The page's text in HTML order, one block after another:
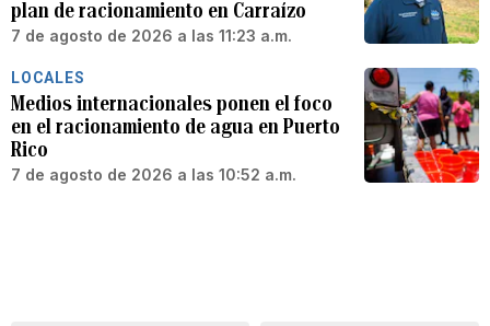
plan de racionamiento en Carraízo
7 de agosto de 2026 a las 11:23 a.m.
LOCALES
Medios internacionales ponen el foco
en el racionamiento de agua en Puerto
Rico
7 de agosto de 2026 a las 10:52 a.m.